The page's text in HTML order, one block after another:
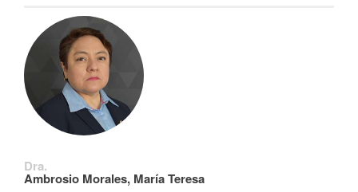
Dra.
Ambrosio Morales, María Teresa